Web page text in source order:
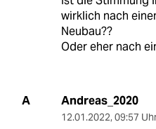
wirklich nach
Neubau??
Oder eher nach
A Andreas_2020
12.01.2022, 09:57